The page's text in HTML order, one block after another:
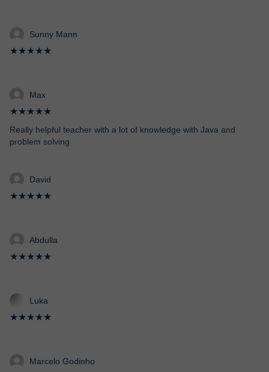
Sunny Mann
★★★★★
Max
★★★★★
Really helpful teacher with a lot of knowledge with Java and
problem solving
David
★★★★★
Abdulla
★★★★★
Luka
★★★★★
Marcelo Godinho